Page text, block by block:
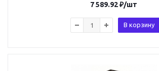
7 589.92₽/шт
В корзину